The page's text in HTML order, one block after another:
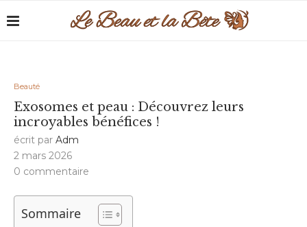
Beauté
Exosomes et peau : Découvrez leurs
incroyables bénéfices !
écrit par Adm
2 mars 2026
0 commentaire
Sommaire